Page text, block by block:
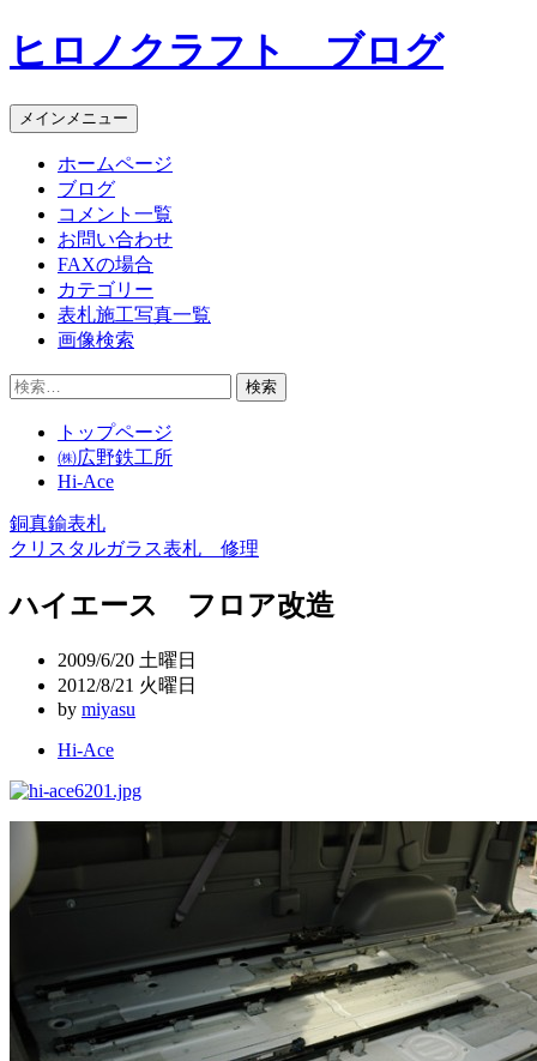
コ
ン
ン
ツ
ヒロノクラフト ブログ
メインメニュー
ホームページ
ブログ
コメント一覧
お問い合わせ
FAXの場合
カテゴリー
表札施工写真一覧
画像検索
検
トップページ
㈱広野鉄工所
Hi-Ace
投
稿
ナ
ョ
ン
銅真鍮表札
クリスタルガラス表札 修理
ハイエース フロア改造
2009/6/20 土曜日
2012/8/21 火曜日
by miyasu
Hi-Ace